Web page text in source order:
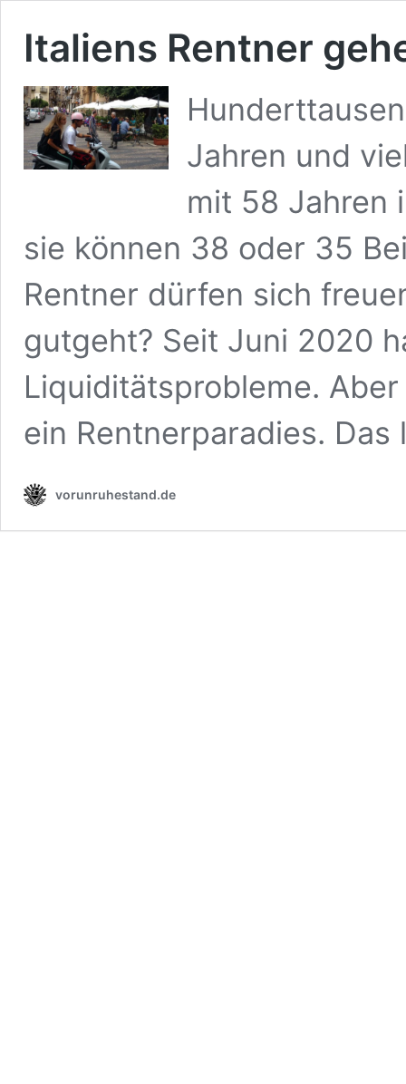
Italiens Rentner
Jahren und
mit 58 Jahren
sie können 38 oder 35
Rentner dürfen sich
gutgeht? Seit Juni 2020
Liquiditätsprobleme.
ein Rentnerparadies.
vorunruhestand.de